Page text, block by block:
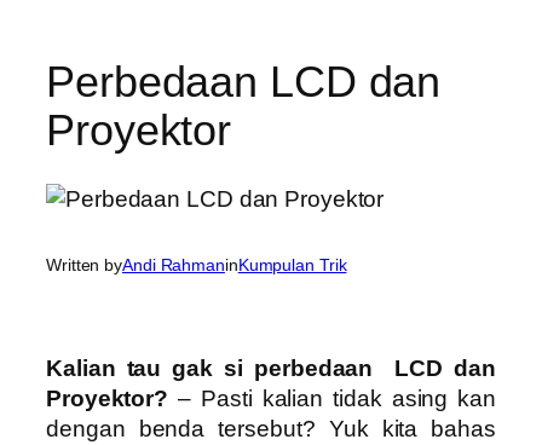
Perbedaan LCD dan
Proyektor
Written byAndi RahmaninKumpulan Trik
Kalian tau gak si perbedaan LCD dan
Proyektor? – Pasti kalian tidak asing kan
dengan benda tersebut? Yuk kita bahas